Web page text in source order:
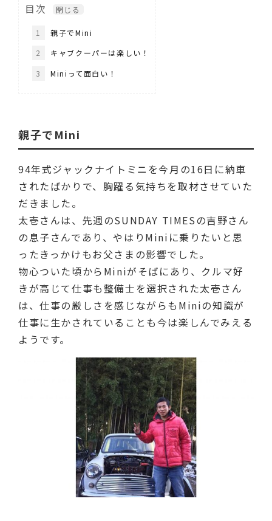
目次
1
親子でMini
2
キャブクーパーは楽しい！
3
Miniって面白い！
親子でMini
94年式ジャックナイトミニを今月の16日に納車
されたばかりで、胸躍る気持ちを取材させていた
だきました。
太壱さんは、先週のSUNDAY TIMESの吉野さん
の息子さんであり、やはりMiniに乗りたいと思
ったきっかけもお父さまの影響でした。
物心ついた頃からMiniがそばにあり、クルマ好
きが高じて仕事も整備士を選択された太壱さん
は、仕事の厳しさを感じながらもMiniの知識が
仕事に生かされていることも今は楽しんでみえる
ようです。